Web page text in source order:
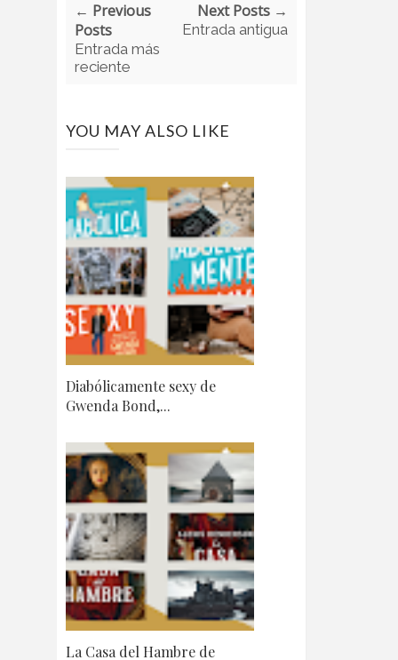
← Previous
Posts
Entrada más
reciente
Next Posts →
Entrada antigua
YOU MAY ALSO LIKE
Diabólicamente sexy de
Gwenda Bond,...
La Casa del Hambre de